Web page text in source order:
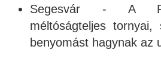
Segesvár - A
méltóságteljes
benyomást hagynak az